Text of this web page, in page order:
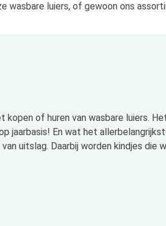
luiers, of gewoon ons
of huren van wasbare luiers.
jaarbasis! En wat het
uitslag. Daarbij worden kindjes die